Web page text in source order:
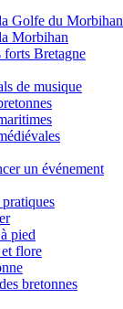
Golfe du Morbihan
Morbihan
forts Bretagne
de musique
un événement
pied
flore
bretonnes